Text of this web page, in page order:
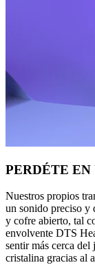
PERDÉTE
Nuestros propios
un sonido preciso y
y cofre abierto, tal
envolvente DTS
sentir más cerca
cristalina gracias al